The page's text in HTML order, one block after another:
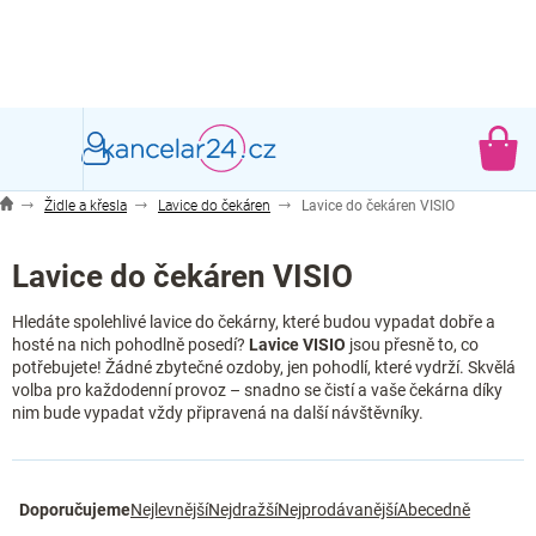
Židle a křesla Lavice do čekáren Lavice do čekáren VISIO
Lavice do čekáren VISIO
Hledáte spolehlivé lavice do čekárny, které budou vypadat dobře a
hosté na nich pohodlně posedí? Lavice VISIO jsou přesně to, co
potřebujete! Žádné zbytečné ozdoby, jen pohodlí, které vydrží. Skvělá
volba pro každodenní provoz – snadno se čistí a vaše čekárna díky
nim bude vypadat vždy připravená na další návštěvníky.
a
DoporučujemeNejlevnějšíNejdražšíNejprodávanějšíAbecedně